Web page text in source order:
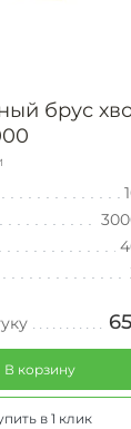
брус
65
В корзину
в 1 клик